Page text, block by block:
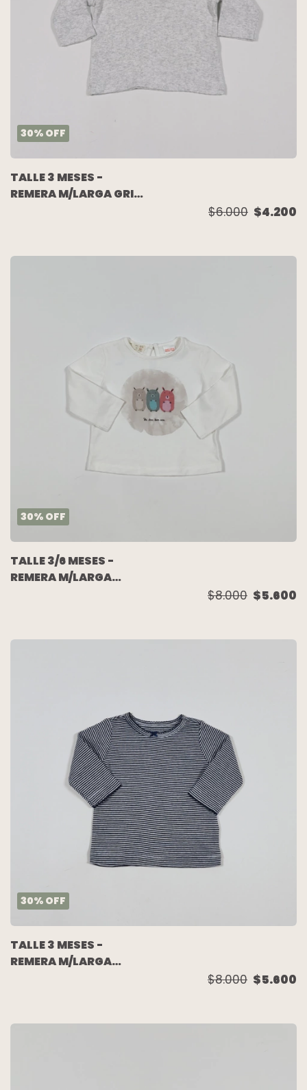
30% OFF
TALLE 3 MESES -
REMERA M/LARGA GRIS
$6.000 $4.200
30% OFF
TALLE 3/6 MESES -
REMERA M/LARGA
$8.000 $5.600
30% OFF
TALLE 3 MESES -
REMERA M/LARGA
$8.000 $5.600